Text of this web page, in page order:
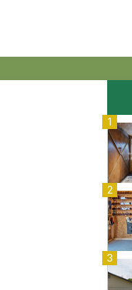
1
2
3